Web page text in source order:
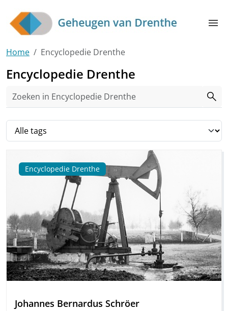
Skip to main content
menu
Home Encyclopedie Drenthe
Encyclopedie Drenthe
search
Filter op tag
Encyclopedie Drenthe
Johannes Bernardus Schröer